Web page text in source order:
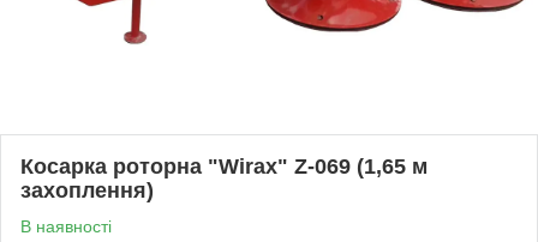
Косарка роторна "Wirax" Z-069 (1,65 м
захоплення)
В наявності